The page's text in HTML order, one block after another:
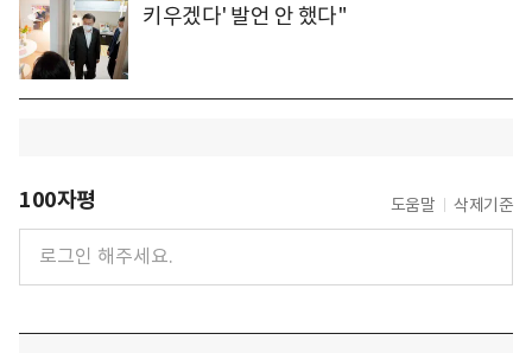
키우겠다' 발언 안 했다"
100자평 도움말 삭제기준